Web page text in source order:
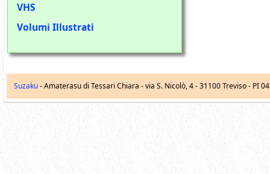
VHS
Volumi Illustrati
Suzaku- Amaterasu di Tessari Chiara -via S. Nicolò, 4-31100 Treviso - PI